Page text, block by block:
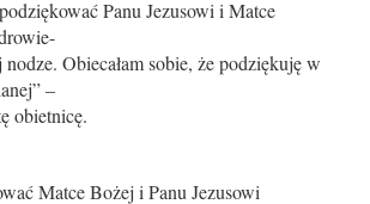
Panu Je­zusowi i Matce
Obiecałam sobie, że podziękuję w
–
obietnicę.
Matce Bożej i Panu Jezusowi